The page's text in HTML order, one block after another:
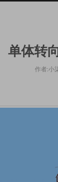
单体转
作者:小